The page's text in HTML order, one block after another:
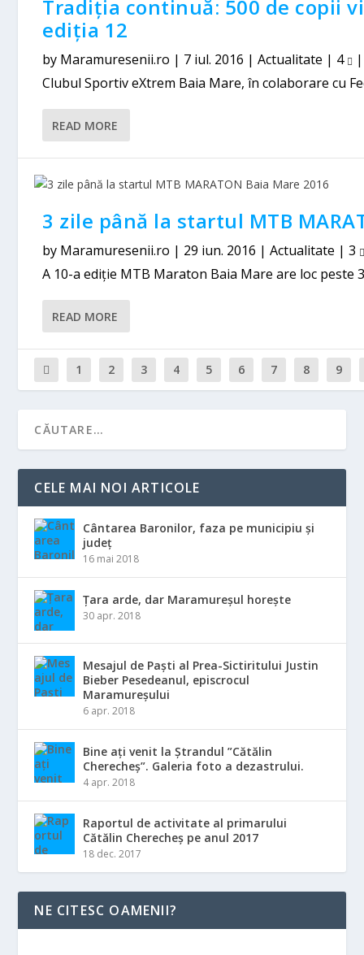
Tradiția continuă: 500 de copii
ediția 12
by Maramuresenii.ro | 7 iul. 2016 |Actualitate | 4
Clubul Sportiv eXtrem Baia Mare, în colaborare cu
READ MORE
3 zile până la startul MTB
by Maramuresenii.ro | 29 iun. 2016 |Actualitate |3
A 10-a ediție MTB Maraton Baia Mare are loc peste
READ MORE
1 2 3 4 5 6 7 8 9
CELE MAI NOI ARTICOLE
Cântarea Baronilor, faza pe municipiu și
județ
16 mai 2018
Țara arde, dar Maramureșul horește
30 apr. 2018
Mesajul de Paști al Prea-Sictiritului Justin
Bieber Pesedeanul, episcrocul
Maramureșului
6 apr. 2018
Bine ați venit la Ștrandul ”Cătălin
Cherecheș”. Galeria foto a dezastrului.
4 apr. 2018
Raportul de activitate al primarului
Cătălin Cherecheș pe anul 2017
18 dec. 2017
NE CITESC OAMENII?